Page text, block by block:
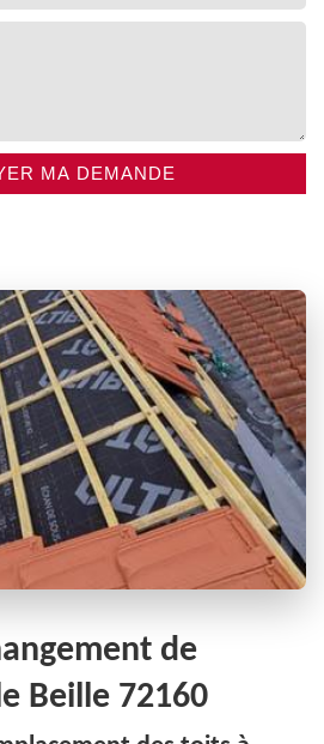
de
Beille 72160